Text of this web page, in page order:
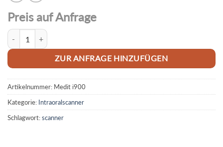
Preis auf Anfrage
MEDIT Scanner i900 Menge
ZUR ANFRAGE HINZUFÜGEN
Artikelnummer: Medit i900
Kategorie: Intraoralscanner
Schlagwort:scanner